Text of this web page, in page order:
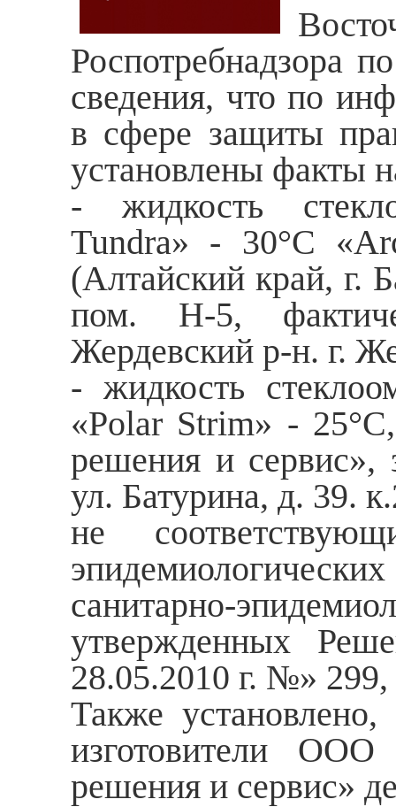
Роспотребнадзора
сведения, что по
в сфере защиты
установлены факты
- жидкость
Tundra» - 30°С
(Алтайский край, г.
пом. Н-5,
Жердевский р-н. г.
- жидкость
«Polar Strim» -
решения и сервис»,
ул. Батурина, д. 39.
не
санитарно-
утвержденных
28.05.2010 г. №»
Также
изготовители
решения и сервис»